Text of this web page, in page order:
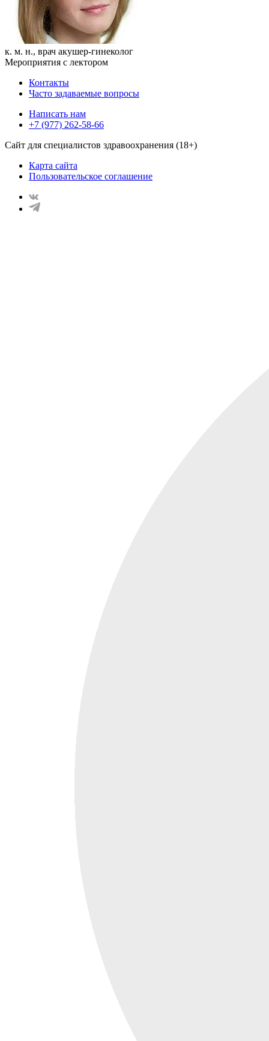
к. м. н., врач акушер-гинеколог
Мероприятия с лектором
Контакты
Часто задаваемые вопросы
Написать нам
+7 (977) 262-58-66
Сайт для специалистов здравоохранения (18+)
Карта сайта
Пользовательское соглашение